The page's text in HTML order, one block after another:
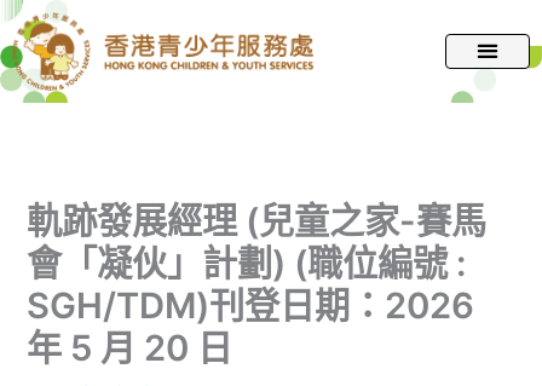
跳
至
主
軌跡發展經理 (兒童之家-賽馬
會「凝伙」計劃) (職位編號 :
SGH/TDM)刊登日期：2026
年 5 月 20 日